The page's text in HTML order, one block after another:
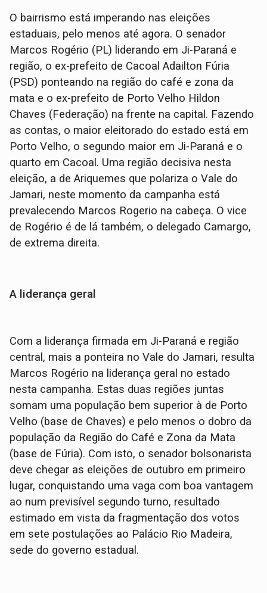
O bairrismo está imperando nas eleições
estaduais, pelo menos até agora. O senador
Marcos Rogério (PL) liderando em Ji-Paraná e
região, o ex-prefeito de Cacoal Adailton Fúria
(PSD) ponteando na região do café e zona da
mata e o ex-prefeito de Porto Velho Hildon
Chaves (Federação) na frente na capital. Fazendo
as contas, o maior eleitorado do estado está em
Porto Velho, o segundo maior em Ji-Paraná e o
quarto em Cacoal. Uma região decisiva nesta
eleição, a de Ariquemes que polariza o Vale do
Jamari, neste momento da campanha está
prevalecendo Marcos Rogerio na cabeça. O vice
de Rogério é de lá também, o delegado Camargo,
de extrema direita.
A liderança geral
Com a liderança firmada em Ji-Paraná e região
central, mais a ponteira no Vale do Jamari, resulta
Marcos Rogério na liderança geral no estado
nesta campanha. Estas duas regiões juntas
somam uma população bem superior à de Porto
Velho (base de Chaves) e pelo menos o dobro da
população da Região do Café e Zona da Mata
(base de Fúria). Com isto, o senador bolsonarista
deve chegar as eleições de outubro em primeiro
lugar, conquistando uma vaga com boa vantagem
ao num previsível segundo turno, resultado
estimado em vista da fragmentação dos votos
em sete postulações ao Palácio Rio Madeira,
sede do governo estadual.